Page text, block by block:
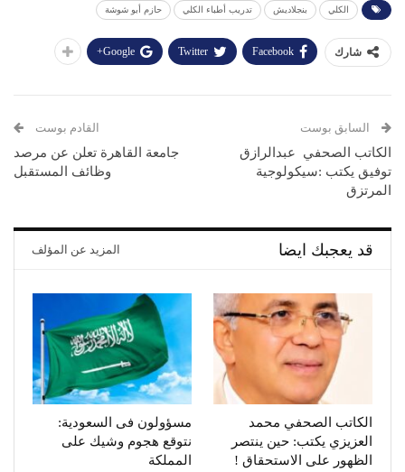
الكلي بنجلاديش تدريب أطباء الكلي حازم أبو شوشة
شارك Facebook
Twitter
Google+
السابق بوست
‬المرتزق
القادم بوست
جامعة القاهرة تعلن عن مرصد
وظائف المستقبل
قد يعجبك ايضا المزيد عن المؤلف
الكاتب الصحفي محمد
العزيزي يكتب: حين ينتصر
الظهور على الاستحقاق !
مسؤولون فى السعودية:
نتوقع هجوم وشيك على
المملكة